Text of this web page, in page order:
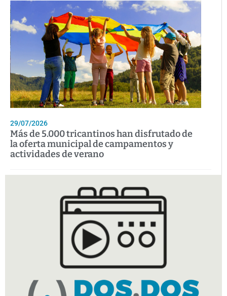
29/07/2026
Más de 5.000 tricantinos han disfrutado de
la oferta municipal de campamentos y
actividades de verano